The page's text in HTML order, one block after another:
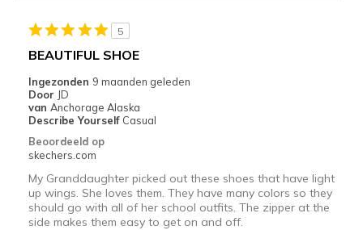
5
BEAUTIFUL SHOE
Ingezonden 9 maanden geleden
Door JD
van Anchorage Alaska
Describe Yourself Casual
Beoordeeld op
skechers.com
My Granddaughter picked out these shoes that have light
up wings. She loves them. They have many colors so they
should go with all of her school outfits. The zipper at the
side makes them easy to get on and off.